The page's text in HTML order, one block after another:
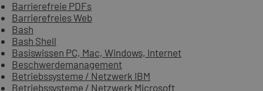
Barrierefreie PDFs
Barrierefreies Web
Bash
Bash Shell
Basiswissen PC, Mac, Windows, Internet
Beschwerdemanagement
Betriebssysteme / Netzwerk IBM
Betriebssysteme / Netzwerk Microsoft